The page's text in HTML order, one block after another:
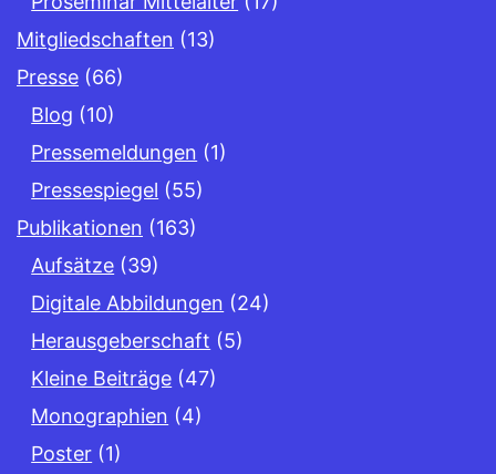
Mitgliedschaften (13)
Presse (66)
Blog (10)
Pressemeldungen (1)
Pressespiegel (55)
Publikationen (163)
Aufsätze (39)
Digitale Abbildungen (24)
Herausgeberschaft (5)
Kleine Beiträge (47)
Monographien (4)
Poster (1)